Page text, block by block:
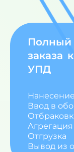
Полный
заказа
УПД
Нанесение
Ввод в
Агрегация
Отгрузка
Вывод из